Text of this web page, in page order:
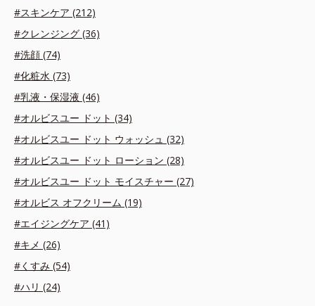
#スキンケア (212)
#クレンジング (36)
#洗顔 (74)
#化粧水 (73)
#乳液・保湿液 (46)
#オルビスユー ドット (34)
#オルビスユー ドット ウォッシュ (32)
#オルビスユー ドット ローション (28)
#オルビスユー ドット モイスチャー (27)
#オルビス オフクリーム (19)
#エイジングケア (41)
#キメ (26)
#くすみ (54)
#ハリ (24)